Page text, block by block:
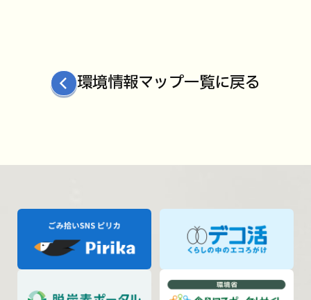
環境情報マップ一覧に戻る